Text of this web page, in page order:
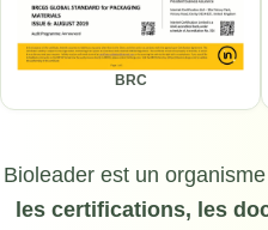
Bioleader est un
les certifications, les
BRC